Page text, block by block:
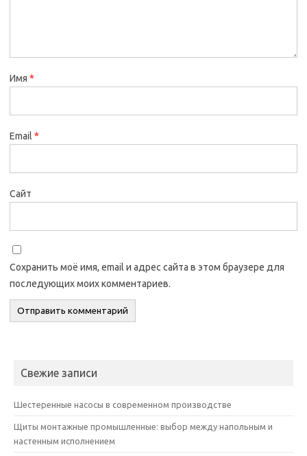
Имя *
Email *
Сайт
Сохранить моё имя, email и адрес сайта в этом браузере для
последующих моих комментариев.
Свежие записи
Шестеренные насосы в современном производстве
Щиты монтажные промышленные: выбор между напольным и
настенным исполнением